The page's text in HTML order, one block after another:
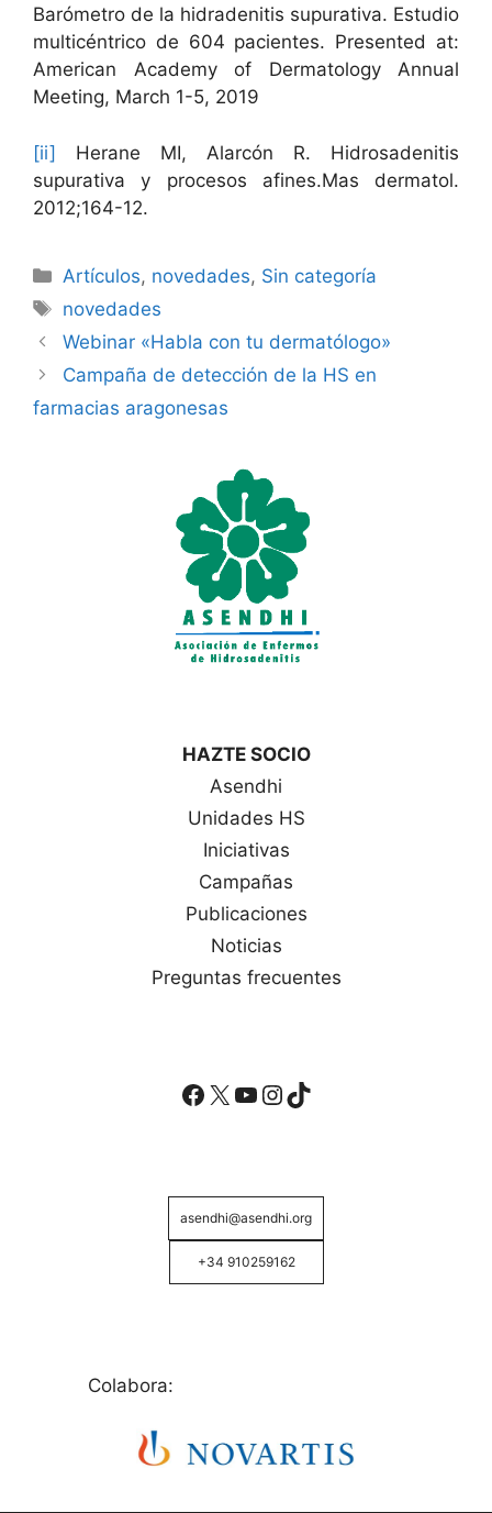
Barómetro de la hidradenitis supurativa. Estudio
multicéntrico de 604 pacientes. Presented at:
American Academy of Dermatology Annual
Meeting, March 1-5, 2019
[ii] Herane MI, Alarcón R. Hidrosadenitis
supurativa y procesos afines.Mas dermatol.
2012;164-12.
Categorías
Artículos, novedades, Sin categoría
Etiquetas
novedades
Webinar «Habla con tu dermatólogo»
Campaña de detección de la HS en
farmacias aragonesas
HAZTE SOCIO
Asendhi
Unidades HS
Iniciativas
Campañas
Publicaciones
Noticias
Preguntas frecuentes
Facebook
X YouTube
Instagram
TikTok
asendhi@asendhi.org
+34 910259162
Colabora: